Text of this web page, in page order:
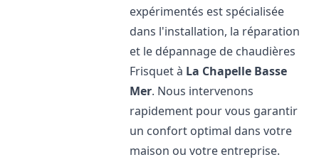
expérimentés est spécialisée
dans l'installation, la réparation
et le dépannage de chaudières
Frisquet à La Chapelle Basse
Mer. Nous intervenons
rapidement pour vous garantir
un confort optimal dans votre
maison ou votre entreprise.